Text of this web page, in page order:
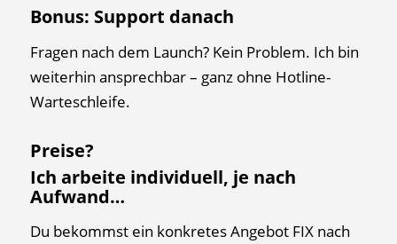
Bonus: Support danach
Fragen nach dem Launch? Kein Problem. Ich bin
weiterhin ansprechbar – ganz ohne Hotline-
Warteschleife.
Preise?
Ich arbeite individuell, je nach
Aufwand…
Du bekommst ein konkretes Angebot FIX nach